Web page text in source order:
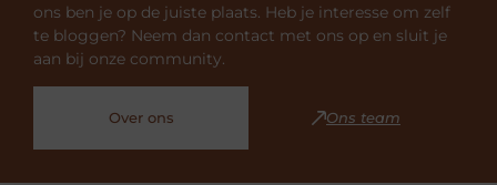
ons ben je op de juiste plaats. Heb je interesse om zelf
te bloggen? Neem dan contact met ons op en sluit je
aan bij onze community.
Over ons Ons team